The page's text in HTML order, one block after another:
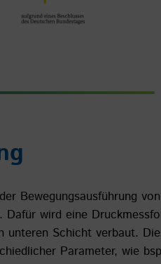
Bewegungsausführung
wird eine
unteren Schicht verbaut.
Parameter, wie